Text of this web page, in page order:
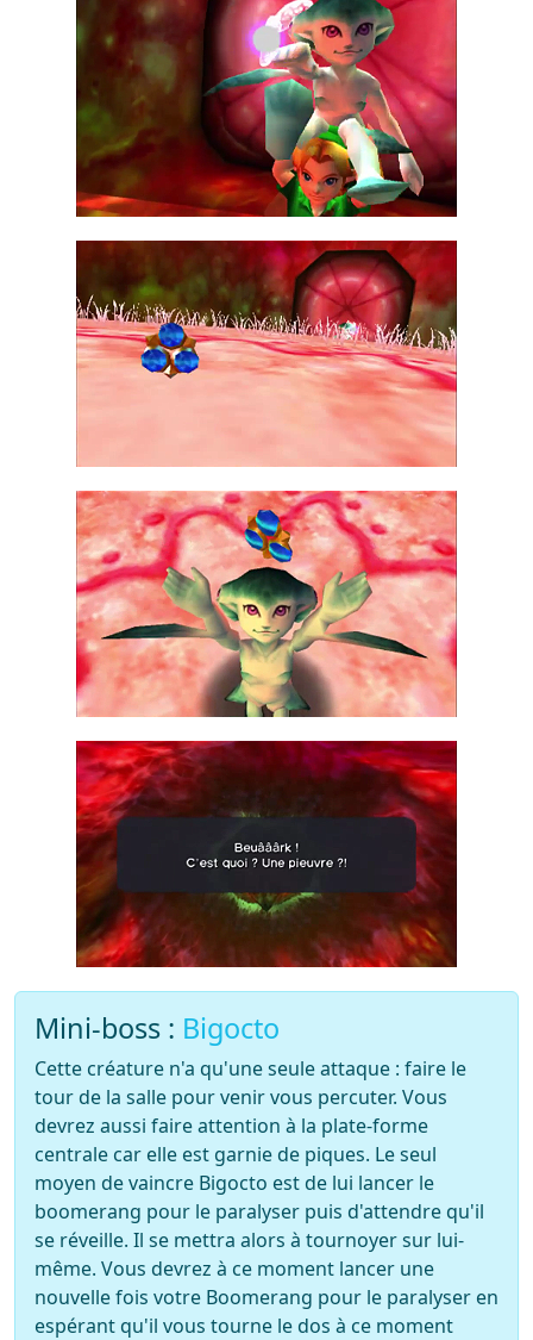
Mini-boss : Bigocto
Cette créature n'a qu'une seule attaque : faire le
tour de la salle pour venir vous percuter. Vous
devrez aussi faire attention à la plate-forme
centrale car elle est garnie de piques. Le seul
moyen de vaincre Bigocto est de lui lancer le
boomerang pour le paralyser puis d'attendre qu'il
se réveille. Il se mettra alors à tournoyer sur lui-
même. Vous devrez à ce moment lancer une
nouvelle fois votre Boomerang pour le paralyser en
espérant qu'il vous tourne le dos à ce moment